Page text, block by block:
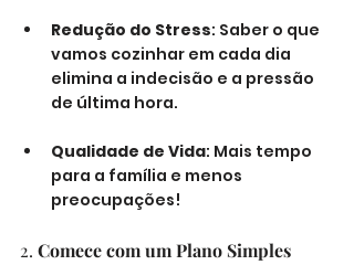
Redução do Stress: Saber o que
vamos cozinhar em cada dia
elimina a indecisão e a pressão
de última hora.
Qualidade de Vida: Mais tempo
para a família e menos
preocupações!
2. Comece com um Plano Simples